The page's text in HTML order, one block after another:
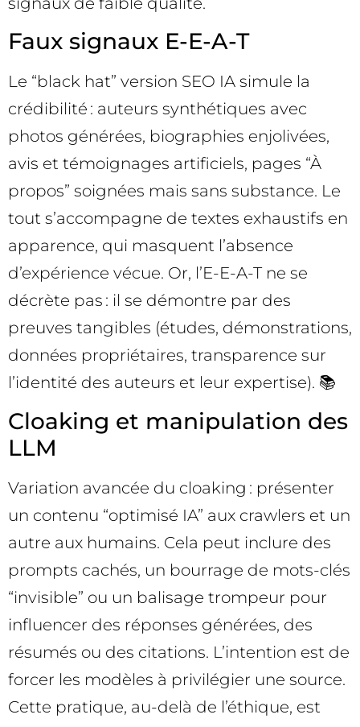
Faux signaux E-E-A-T
Le “black hat” version SEO IA simule la
crédibilité : auteurs synthétiques avec
photos générées, biographies enjolivées,
avis et témoignages artificiels, pages “À
propos” soignées mais sans substance. Le
tout s’accompagne de textes exhaustifs en
apparence, qui masquent l’absence
d’expérience vécue. Or, l’E-E-A-T ne se
décrète pas : il se démontre par des
preuves tangibles (études, démonstrations,
données propriétaires, transparence sur
l’identité des auteurs et leur expertise). 📚
Cloaking et manipulation des
LLM
Variation avancée du cloaking : présenter
un contenu “optimisé IA” aux crawlers et un
autre aux humains. Cela peut inclure des
prompts cachés, un bourrage de mots-clés
“invisible” ou un balisage trompeur pour
influencer des réponses générées, des
résumés ou des citations. L’intention est de
forcer les modèles à privilégier une source.
Cette pratique, au-delà de l’éthique, est